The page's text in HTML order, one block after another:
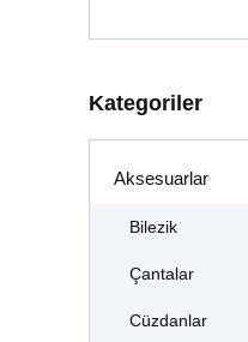
Kategoriler
Aksesuarlar
Bilezik
Çantalar
Cüzdanlar